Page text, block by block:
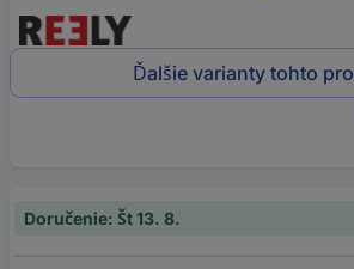
Ďalšie varianty tohto
Doručenie: Št 13. 8.